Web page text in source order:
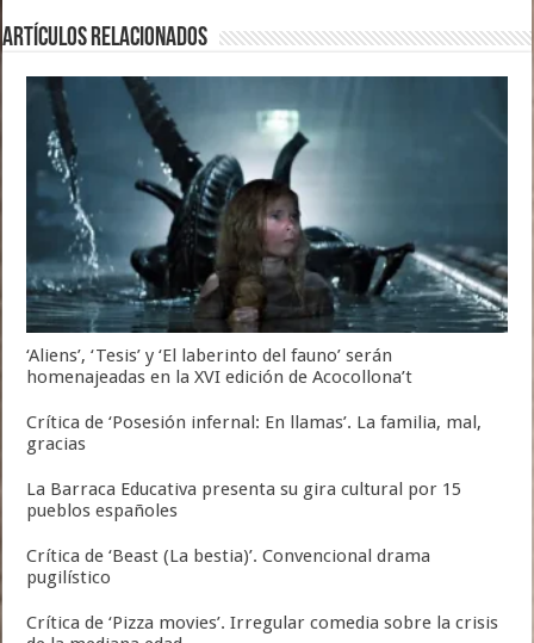
Artículos relacionados
‘Aliens’, ‘Tesis’ y ‘El laberinto del fauno’ serán
homenajeadas en la XVI edición de Acocollona’t
Crítica de ‘Posesión infernal: En llamas’. La familia, mal,
gracias
La Barraca Educativa presenta su gira cultural por 15
pueblos españoles
Crítica de ‘Beast (La bestia)’. Convencional drama
pugilístico
Crítica de ‘Pizza movies’. Irregular comedia sobre la crisis